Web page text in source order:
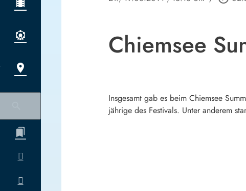
Chiemsee
Insgesamt gab es beim Chiemsee
jährige des Festivals. Unter anderem